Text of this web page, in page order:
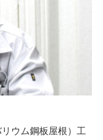
ウム鋼板屋根）工